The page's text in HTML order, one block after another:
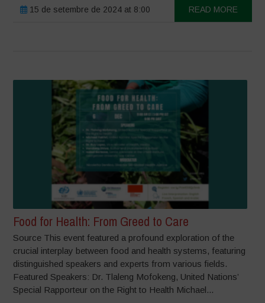
15 de setembre de 2024 at 8:00 READ MORE
Food for Health: From Greed to Care
Source This event featured a profound exploration of the
crucial interplay between food and health systems, featuring
distinguished speakers and experts from various fields.
Featured Speakers: Dr. Tlaleng Mofokeng, United Nations’
Special Rapporteur on the Right to Health Michael...